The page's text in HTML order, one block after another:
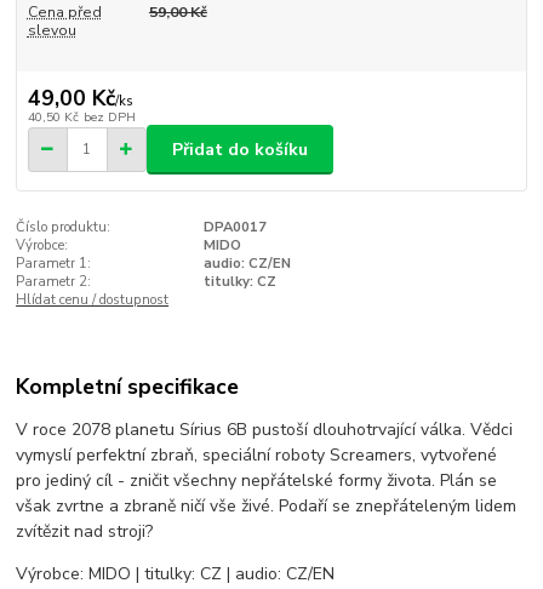
Cena před
slevou
59,00 Kč
49,00 Kč/ks
40,50 Kč bez DPH
Přidat do košíku
Číslo produktu:
DPA0017
Výrobce:
MIDO
Parametr 1:
audio: CZ/EN
Parametr 2:
titulky: CZ
Hlídat cenu / dostupnost
Kompletní specifikace
V roce 2078 planetu Sírius 6B pustoší dlouhotrvající válka. Vědci
vymyslí perfektní zbraň, speciální roboty Screamers, vytvořené
pro jediný cíl - zničit všechny nepřátelské formy života. Plán se
však zvrtne a zbraně ničí vše živé. Podaří se znepřáteleným lidem
zvítězit nad stroji?
Výrobce: MIDO | titulky: CZ | audio: CZ/EN